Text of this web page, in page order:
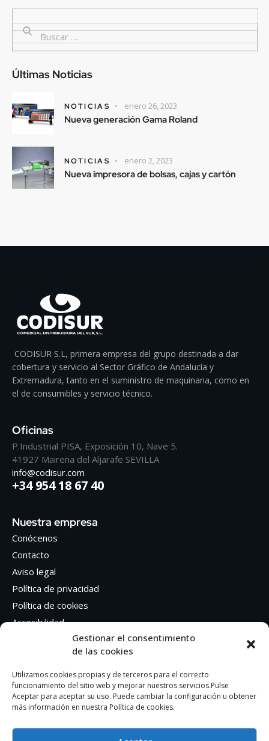
Gestionar el consentimiento
de las cookies
Utilizamos cookies propias y de terceros para el correcto
funcionamiento del sitio web y mejorar nuestros servicios.Pulse
Aceptar para aceptar su uso. Puede cambiar la configuración u obtener
más información en nuestra Política de cookies.
Últimas Noticias
NOTICIAS enero 26, 2023
Nueva generación Gama Roland
NOTICIAS enero 2, 2023
Nueva impresora de bolsas, cajas y cartón
CODISUR S.L, primera empresa del grupo destinada a dar
cobertura y servicio al Sector Gráfico de Andalucía y
Extremadura, tanto en el suministro de maquinaria, como en
el de consumibles y servicio técnico.
Oficinas
P.Industrial PISA, Exposición 10, Nave 5.
41927 Mairena del Aljarafe SEVILLA
info@codisur.com
+34 954 18 67 40
Nuestra empresa
Conócenos
Contacto
Aviso legal
Política de privacidad
Política de cookies
Accesibilidad
Síguenos en Redes sociales
Facebook
Instagram